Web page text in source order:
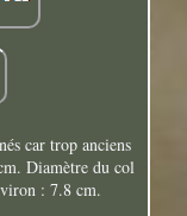
car trop anciens
Diamètre du col
: 7.8 cm.